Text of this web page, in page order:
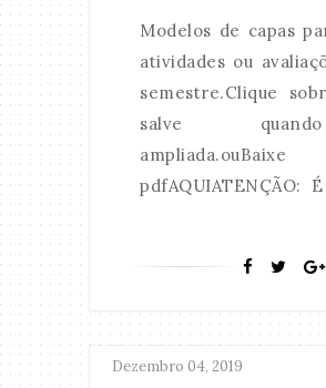
Modelos de capas
atividades ou
semestre.Clique
salve
pdfAQUIATENÇÃO:
Dezembro 04, 2019